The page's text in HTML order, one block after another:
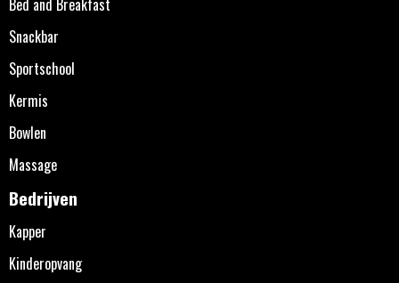
Bed and Breakfast
Snackbar
Sportschool
Kermis
Bowlen
Massage
Bedrijven
Kapper
Kinderopvang